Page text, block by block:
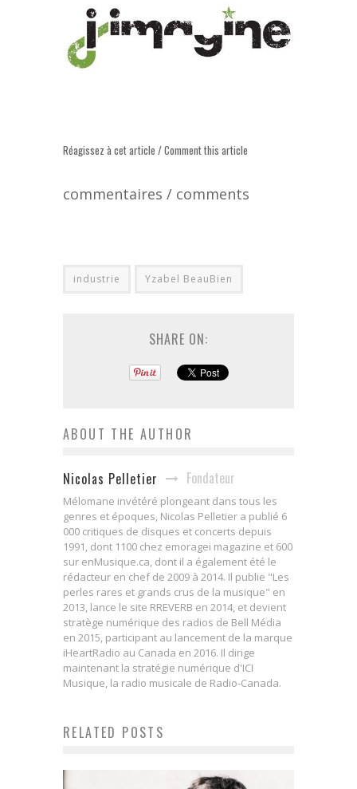
Réagissez à cet article / Comment this article
commentaires / comments
industrie Yzabel BeauBien
SHARE ON:
ABOUT THE AUTHOR
Nicolas Pelletier Fondateur
Mélomane invétéré plongeant dans tous les
genres et époques, Nicolas Pelletier a publié 6
000 critiques de disques et concerts depuis
1991, dont 1100 chez emoragei magazine et 600
sur enMusique.ca, dont il a également été le
rédacteur en chef de 2009 à 2014. Il publie "Les
perles rares et grands crus de la musique" en
2013, lance le site RREVERB en 2014, et devient
stratège numérique des radios de Bell Média
en 2015, participant au lancement de la marque
iHeartRadio au Canada en 2016. Il dirige
maintenant la stratégie numérique d'ICI
Musique, la radio musicale de Radio-Canada.
RELATED POSTS